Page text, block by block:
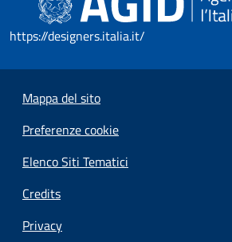
https://designers.italia.it/
Mappa del sito
Preferenze cookie
Elenco Siti Tematici
Credits
Privacy